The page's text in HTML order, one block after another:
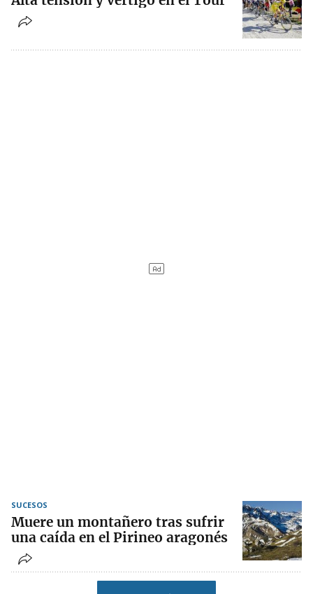
SUCESOS
Muere un montañero tras sufrir
una caída en el Pirineo aragonés